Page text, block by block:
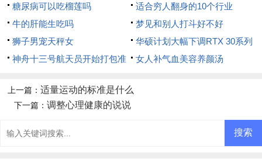
糖尿病可以吃榴莲吗
适合穷人翻身的10个行业
牛的肝能生吃吗
梦见和别人打斗好不好
狮子男宠天秤女
华硕计划大幅下调RTX 30系列
显卡价格
神舟十三号航天员开始打包准
女人补气血美容养颜汤
上一篇：适量运动的标准是什么
下一篇： 调整心理健康的说说